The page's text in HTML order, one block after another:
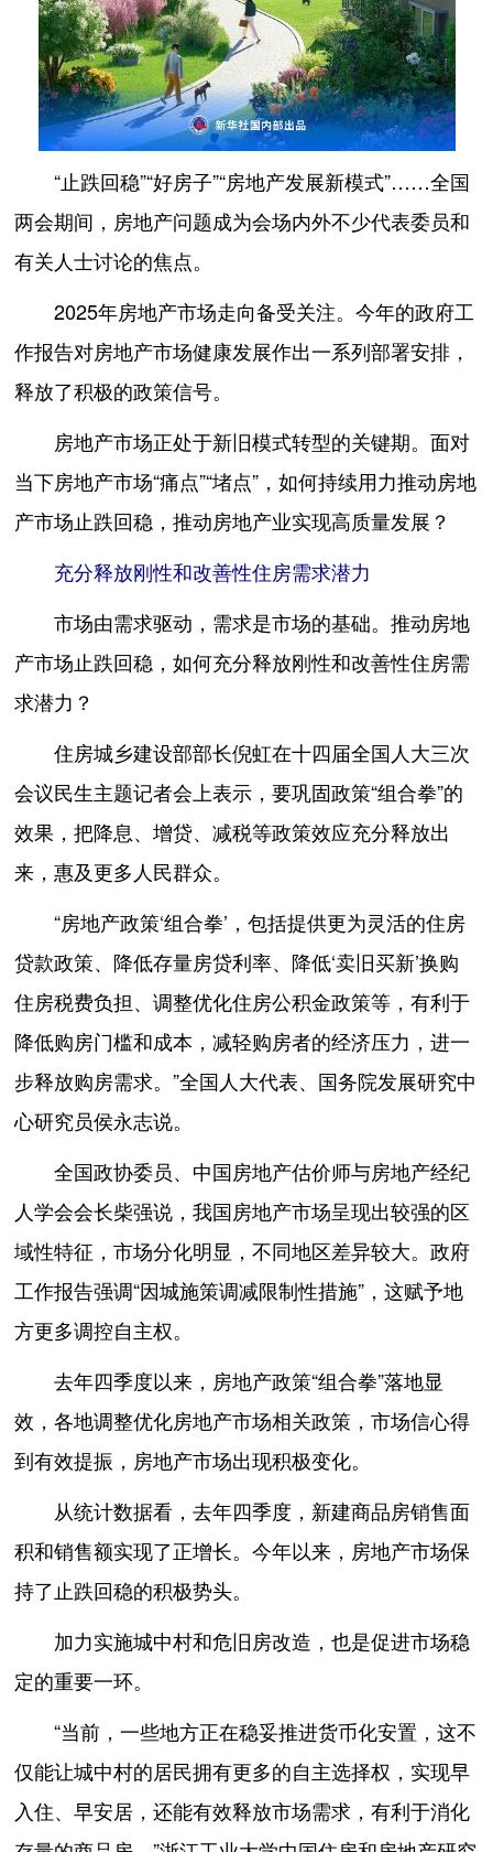
“止跌回稳”“好房子”“房地产发展新模式”……全国
两会期间，房地产问题成为会场内外不少代表委员和
有关人士讨论的焦点。
2025年房地产市场走向备受关注。今年的政府工
作报告对房地产市场健康发展作出一系列部署安排，
释放了积极的政策信号。
房地产市场正处于新旧模式转型的关键期。面对
当下房地产市场“痛点”“堵点”，如何持续用力推动房地
产市场止跌回稳，推动房地产业实现高质量发展？
充分释放刚性和改善性住房需求潜力
市场由需求驱动，需求是市场的基础。推动房地
产市场止跌回稳，如何充分释放刚性和改善性住房需
求潜力？
住房城乡建设部部长倪虹在十四届全国人大三次
会议民生主题记者会上表示，要巩固政策“组合拳”的
效果，把降息、增贷、减税等政策效应充分释放出
来，惠及更多人民群众。
“房地产政策‘组合拳’，包括提供更为灵活的住房
贷款政策、降低存量房贷利率、降低‘卖旧买新’换购
住房税费负担、调整优化住房公积金政策等，有利于
降低购房门槛和成本，减轻购房者的经济压力，进一
步释放购房需求。”全国人大代表、国务院发展研究中
心研究员侯永志说。
全国政协委员、中国房地产估价师与房地产经纪
人学会会长柴强说，我国房地产市场呈现出较强的区
域性特征，市场分化明显，不同地区差异较大。政府
工作报告强调“因城施策调减限制性措施”，这赋予地
方更多调控自主权。
去年四季度以来，房地产政策“组合拳”落地显
效，各地调整优化房地产市场相关政策，市场信心得
到有效提振，房地产市场出现积极变化。
从统计数据看，去年四季度，新建商品房销售面
积和销售额实现了正增长。今年以来，房地产市场保
持了止跌回稳的积极势头。
加力实施城中村和危旧房改造，也是促进市场稳
定的重要一环。
“当前，一些地方正在稳妥推进货币化安置，这不
仅能让城中村的居民拥有更多的自主选择权，实现早
入住、早安居，还能有效释放市场需求，有利于消化